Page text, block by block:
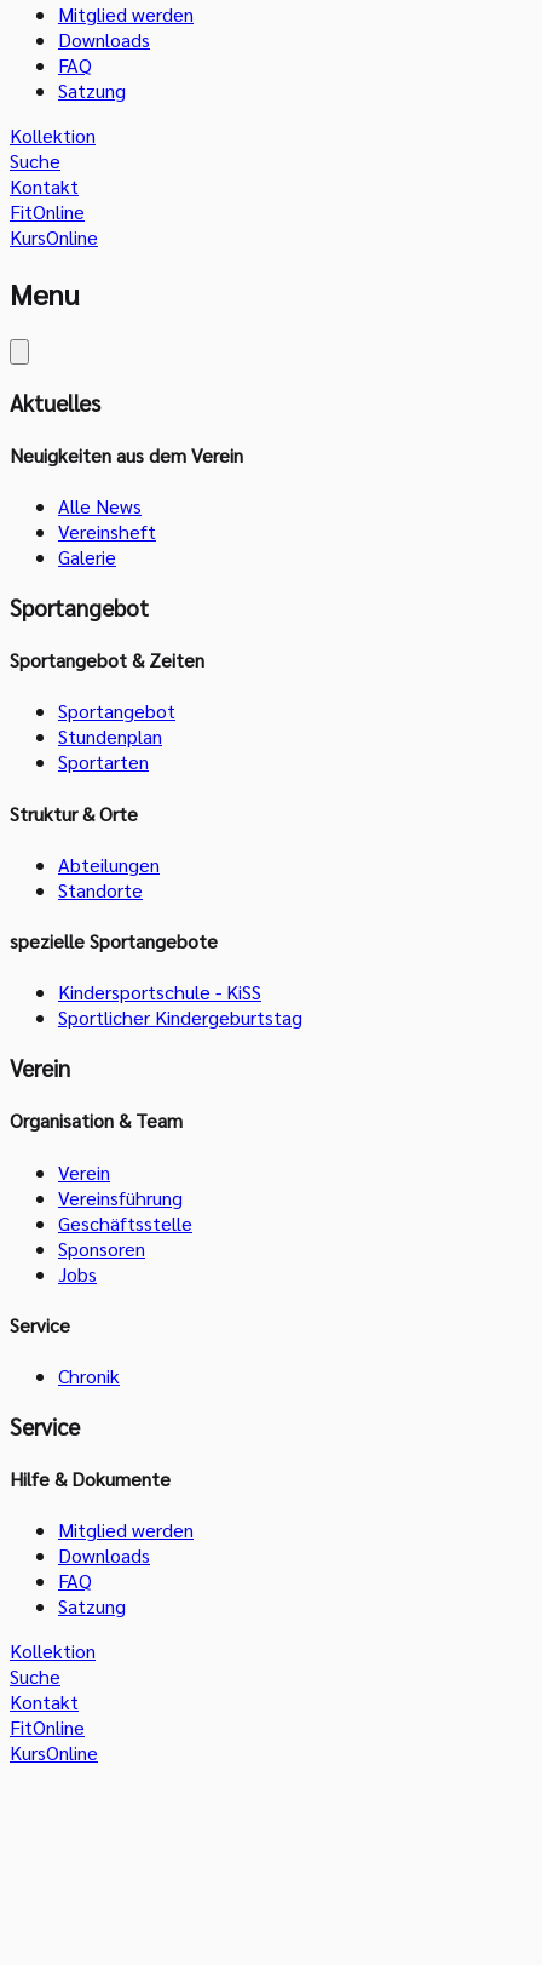
Mitglied werden
Downloads
FAQ
Satzung
Kollektion
Suche
Kontakt
FitOnline
KursOnline
Menu
Aktuelles
Neuigkeiten aus dem Verein
Alle News
Vereinsheft
Galerie
Sportangebot
Sportangebot & Zeiten
Sportangebot
Stundenplan
Sportarten
Struktur & Orte
Abteilungen
Standorte
spezielle Sportangebote
Kindersportschule - KiSS
Sportlicher Kindergeburtstag
Verein
Organisation & Team
Verein
Vereinsführung
Geschäftsstelle
Sponsoren
Jobs
Service
Chronik
Service
Hilfe & Dokumente
Mitglied werden
Downloads
FAQ
Satzung
Kollektion
Suche
Kontakt
FitOnline
KursOnline